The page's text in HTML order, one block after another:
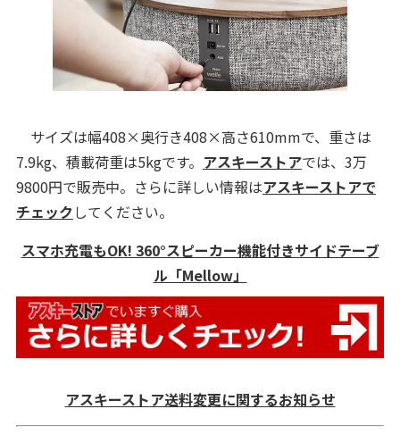
サイズは幅408×奥行き408×高さ610mmで、重さは
7.9kg、積載荷重は5kgです。 アスキーストアでは、3万
9800円で販売中。さらに詳しい情報はアスキーストアで
チェックしてください。
スマホ充電もOK! 360°スピーカー機能付きサイドテーブ
ル「Mellow」
アスキーストア送料変更に関するお知らせ